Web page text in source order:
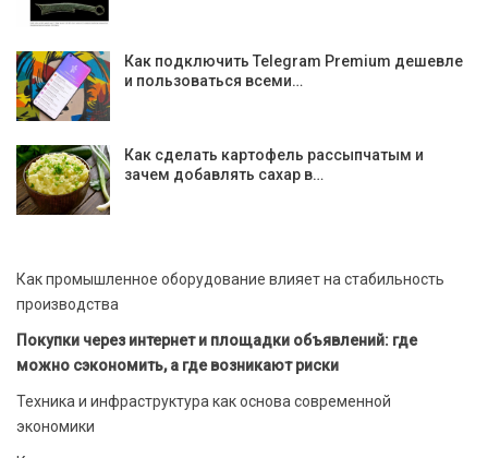
Как подключить Telegram Premium дешевле
и пользоваться всеми…
Как сделать картофель рассыпчатым и
зачем добавлять сахар в…
Как промышленное оборудование влияет на стабильность
производства
Покупки через интернет и площадки объявлений: где
можно сэкономить, а где возникают риски
Техника и инфраструктура как основа современной
экономики